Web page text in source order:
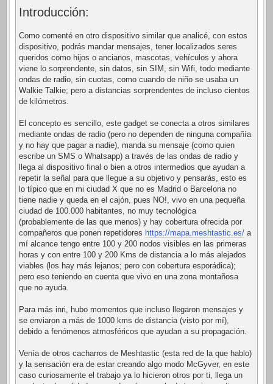
Introducción:
Como comenté en otro dispositivo similar que analicé, con estos
dispositivo, podrás mandar mensajes, tener localizados seres
queridos como hijos o ancianos, mascotas, vehículos y ahora
viene lo sorprendente, sin datos, sin SIM, sin Wifi, todo mediante
ondas de radio, sin cuotas, como cuando de niño se usaba un
Walkie Talkie; pero a distancias sorprendentes de incluso cientos
de kilómetros.
El concepto es sencillo, este gadget se conecta a otros similares
mediante ondas de radio (pero no dependen de ninguna compañía
y no hay que pagar a nadie), manda su mensaje (como quien
escribe un SMS o Whatsapp) a través de las ondas de radio y
llega al dispositivo final o bien a otros intermedios que ayudan a
repetir la señal para que llegue a su objetivo y pensarás, esto es
lo típico que en mi ciudad X que no es Madrid o Barcelona no
tiene nadie y queda en el cajón, pues NO!, vivo en una pequeña
ciudad de 100.000 habitantes, no muy tecnológica
(probablemente de las que menos) y hay cobertura ofrecida por
compañeros que ponen repetidores https://mapa.meshtastic.es/ a
mí alcance tengo entre 100 y 200 nodos visibles en las primeras
horas y con entre 100 y 200 Kms de distancia a lo más alejados
viables (los hay más lejanos; pero con cobertura esporádica);
pero eso teniendo en cuenta que vivo en una zona montañosa
que no ayuda.
Para más inri, hubo momentos que incluso llegaron mensajes y
se enviaron a más de 1000 kms de distancia (visto por mí),
debido a fenómenos atmosféricos que ayudan a su propagación.
Venía de otros cacharros de Meshtastic (esta red de la que hablo)
y la sensación era de estar creando algo modo McGyver, en este
caso curiosamente el trabajo ya lo hicieron otros por ti, llega un